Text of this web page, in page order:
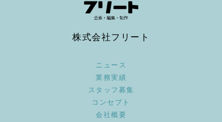
株式会社フリート
ニュース
業務実績
スタッフ募集
コンセプト
会社概要